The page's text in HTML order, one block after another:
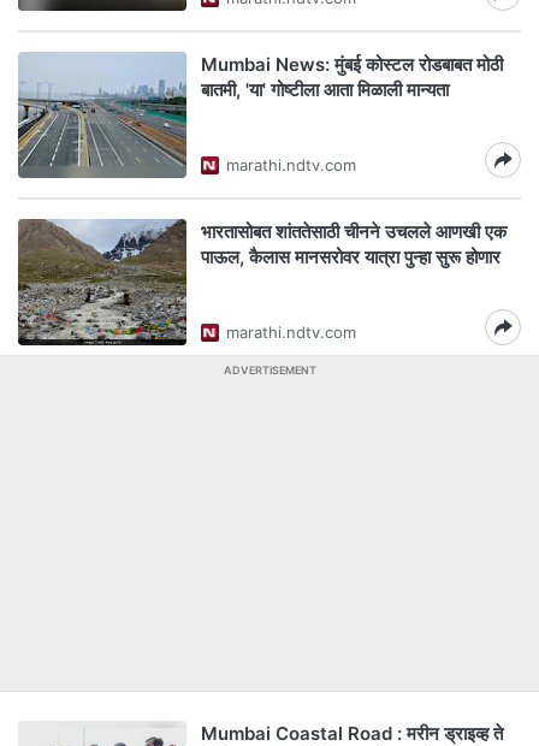
Mumbai News: मुंबई कोस्टल रोडबाबत मोठी
बातमी, 'या' गोष्टीला आता मिळाली मान्यता
marathi.ndtv.com
भारतासोबत शांततेसाठी चीनने उचलले आणखी एक
पाऊल, कैलास मानसरोवर यात्रा पुन्हा सुरू होणार
marathi.ndtv.com
ADVERTISEMENT
Mumbai Coastal Road : मरीन ड्राइव्ह ते